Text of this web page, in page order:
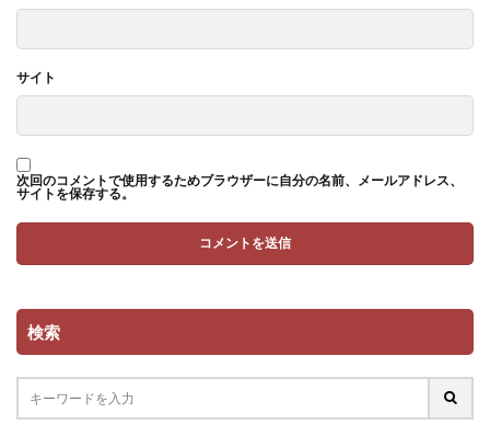
サイト
次回のコメントで使用するためブラウザーに自分の名前、メールアドレス、
サイトを保存する。
検索